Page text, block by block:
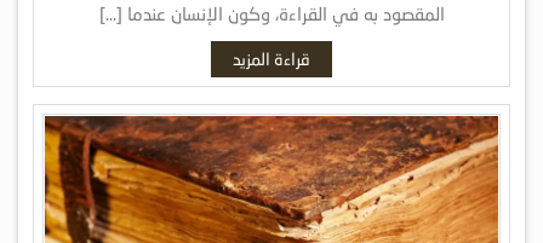
المقصود به في القراءة، وكون الإنسان عندما […]
قراءة المزيد